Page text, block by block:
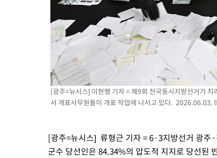
11시간 압수수색에 성접대 파문까지…'쑥대밭' 된 축구협회
[속보]규제합리화위원회 부위원장에 김태유 서울대 공대 교
[속보]국힘 윤리위, '돌려차기 발언' 진종오·서범수 징계 절차
[속보] 7월 중국 수출 23.9%↑ 수입 27.5%↑…무역총액
[속보]'채상병 순직 책임' 임성근, 항소심도 징역 3년
[속보]종합특검, '관저이전 봐주기 감사' 유병호 구속기소
민주 콩고 에볼라환자 4천명 돌파, 4053명 발생 1850명 사망
[속보]'300억원대 사기 혐의' 차가원 대표 구속 송치
[광주=뉴시스] 이현행 기자 = 제9회 전국동시지방선거가
서 개표사무원들이 개표 작업에 나서고 있다. 2026.06.03.
[광주=뉴시스] 류형근 기자 = 6·3지방선거 광주
군수 당선인은 84.34%의 압도적 지지로 당선된